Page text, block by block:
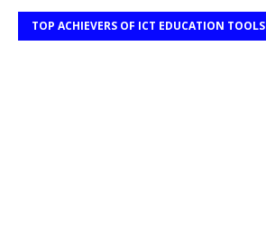
TOP ACHIEVERS OF ICT EDUCATION TOOLS